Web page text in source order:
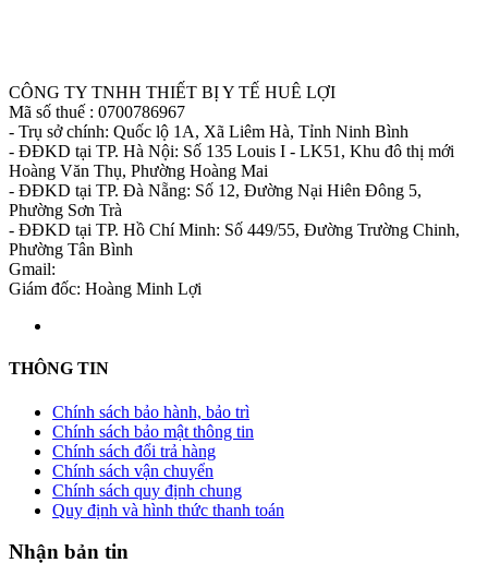
CÔNG TY TNHH THIẾT BỊ Y TẾ HUÊ LỢI
Mã số thuế : 0700786967
- Trụ sở chính: Quốc lộ 1A, Xã Liêm Hà, Tỉnh Ninh Bình
- ĐĐKD tại TP. Hà Nội: Số 135 Louis I - LK51, Khu đô thị mới
Hoàng Văn Thụ, Phường Hoàng Mai
- ĐĐKD tại TP. Đà Nẵng: Số 12, Đường Nại Hiên Đông 5,
Phường Sơn Trà
- ĐĐKD tại TP. Hồ Chí Minh: Số 449/55, Đường Trường Chinh,
Phường Tân Bình
Gmail:
Giám đốc: Hoàng Minh Lợi
THÔNG TIN
Chính sách bảo hành, bảo trì
Chính sách bảo mật thông tin
Chính sách đổi trả hàng
Chính sách vận chuyển
Chính sách quy định chung
Quy định và hình thức thanh toán
Nhận bản tin